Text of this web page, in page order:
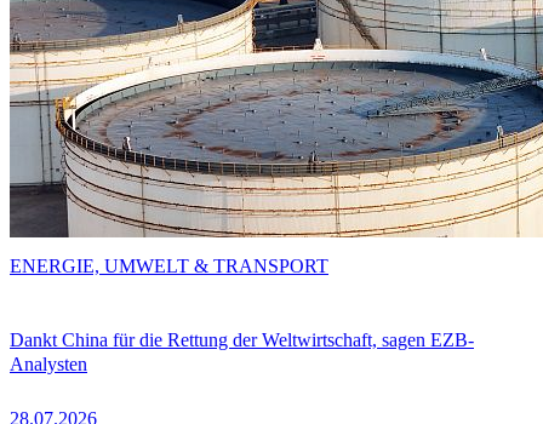
Dankt China für die Rettung der Weltwirtschaft, sagen EZB-
Analysten
28.07.2026
ENERGIE, UMWELT & TRANSPORT